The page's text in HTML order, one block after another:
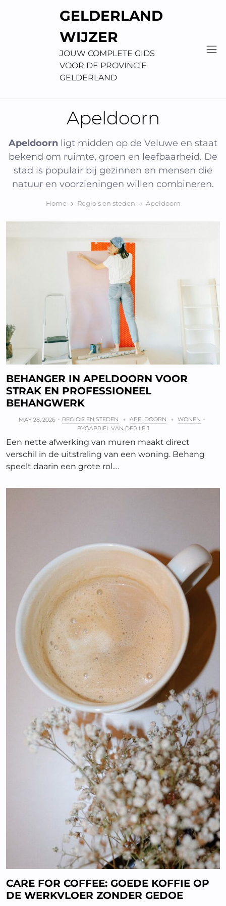
GELDERLAND
WIJZER
JOUW COMPLETE GIDS
VOOR DE PROVINCIE
GELDERLAND
Apeldoorn
Apeldoorn ligt midden op de Veluwe en staat
bekend om ruimte, groen en leefbaarheid. De
stad is populair bij gezinnen en mensen die
natuur en voorzieningen willen combineren.
Home Regio's en steden Apeldoorn
BEHANGER IN APELDOORN VOOR
STRAK EN PROFESSIONEEL
BEHANGWERK
MAY 28, 2026 REGIO'S EN STEDEN + APELDOORN + WONEN
BYGABRIEL VAN DER LEIJ
Een nette afwerking van muren maakt direct
verschil in de uitstraling van een woning. Behang
speelt daarin een grote rol.…
CARE FOR COFFEE: GOEDE KOFFIE OP
DE WERKVLOER ZONDER GEDOE